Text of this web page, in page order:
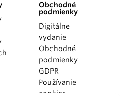
Obchodné
podmienky
Digitálne
vydanie
Obchodné
podmienky
GDPR
Používanie
cookies